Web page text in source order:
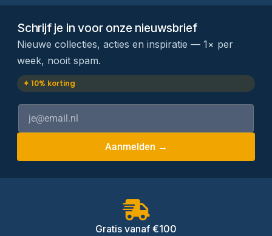
Schrijf je in voor onze nieuwsbrief
Nieuwe collecties, acties en inspiratie — 1× per
week, nooit spam.
✦ 10% korting
Aanmelden →
Gratis vanaf €100